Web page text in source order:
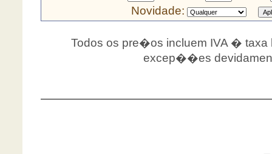
Novidade:
Todos os pre�os incluem IVA � taxa
excep��es